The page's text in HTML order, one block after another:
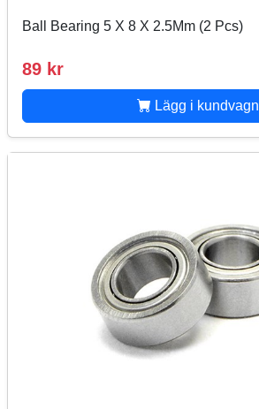
Ball Bearing 5 X 8 X 2.5Mm (2 Pcs)
89 kr
Lägg i kundvagn